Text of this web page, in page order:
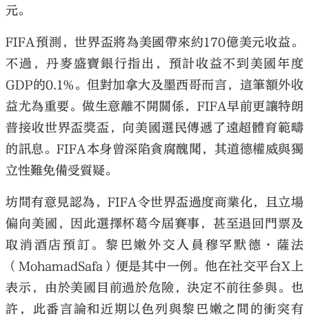
元。
FIFA預測，世界盃將為美國帶來約170億美元收益。
不過，丹麥盛寶銀行指出，預計收益不到美國年度
GDP的0.1%。但對加拿大及墨西哥而言，這筆額外收
益尤為重要。做生意離不開關係，FIFA早前更讓特朗
普接收世界盃獎盃，向美國選民傳遞了遠超體育範疇
的訊息。FIFA本身曾深陷貪腐醜聞，其道德權威與獨
立性難免備受質疑。
坊間有意見認為，FIFA令世界盃過度商業化，且立場
偏向美國，因此選擇杯葛今屆賽事，甚至退回門票及
取消酒店預訂。黎巴嫩外交人員穆罕默德·薩法
（MohamadSafa）便是其中一例。他在社交平台X上
表示，由於美國目前過於危險，決定不前往參與。也
許，此番言論和近期以色列與黎巴嫩之間的衝突有